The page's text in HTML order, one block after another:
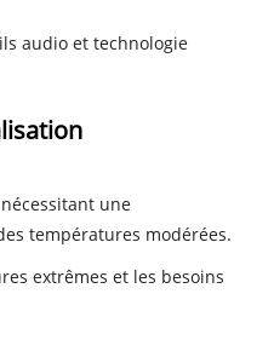
audio et technologie
une
températures modérées.
extrêmes et les besoins